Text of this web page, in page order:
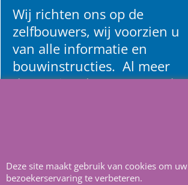
Wij richten ons op de
zelfbouwers, wij voorzien u
van alle informatie en
bouwinstructies. Al meer
dan 22 jaar het vertrouwd
Heeft u vragen ail ons
Deze site maakt gebruik van cookies om uw
bezoekerservaring te verbeteren.